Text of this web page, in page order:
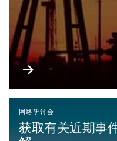
网络研讨会
获取有关近期事